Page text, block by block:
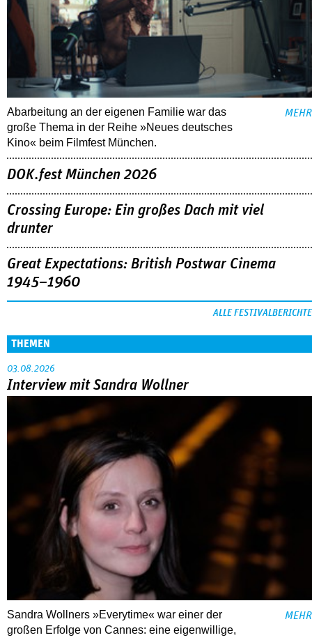
Abarbeitung an der eigenen Familie war das
große Thema in der Reihe »Neues deutsches
Kino« beim Filmfest München.
MEHR
DOK.fest München 2026
Crossing Europe: Ein großes Dach mit viel
drunter
Great Expectations: British Postwar Cinema
1945–1960
ALLE FESTIVALBERICHTE
THEMEN
03.08.2026
Interview mit Sandra Wollner
Sandra Wollners »Everytime« war einer der
großen Erfolge von Cannes: eine eigenwillige,
MEHR